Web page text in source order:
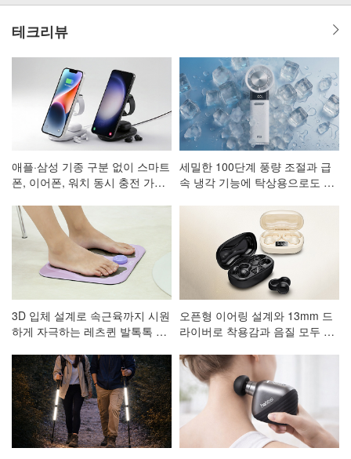
테크리뷰
애플·삼성 기종 구분 없이 스마트
폰, 이어폰, 워치 동시 충전 가능
세밀한 100단계 풍량 조절과 급
속 냉각 기능에 탁상용으로도 활
3D 입체 설계로 속근육까지 시원
하게 자극하는 레츠퀸 발톡톡 저
오픈형 이어링 설계와 13mm 드
라이버로 착용감과 음질 모두 잡
스이어폰 AE-101